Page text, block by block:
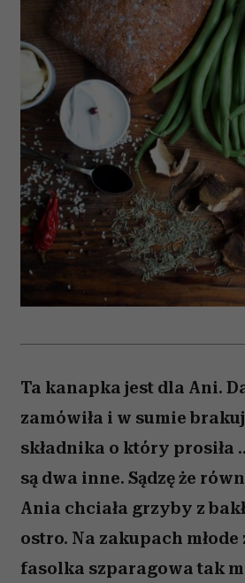
Ta kanapka jest dla Ani.
zamówiła i w sumie
składnika o który prosiła
są dwa inne. Sądzę że
Ania chciała grzyby z
ostro. Na zakupach
fasolka szparagowa tak